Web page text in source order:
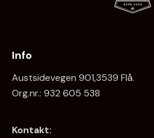
Info
Austsidevegen 901,3539 Flå.
Org.nr.: 932 605 538
Kontakt: